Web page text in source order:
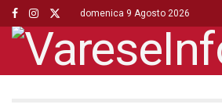
domenica 9 Agosto 2026